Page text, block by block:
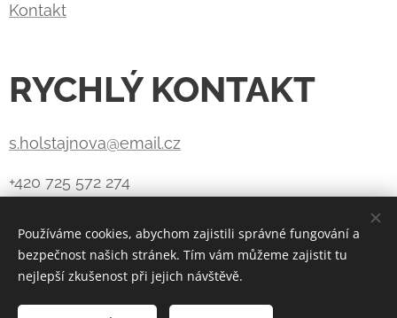
Kontakt
RYCHLÝ KONTAKT
s.holstajnova@email.cz
+420 725 572 274
Vytvořeno službouWebnode Cookies
Používáme cookies, abychom zajistili správné fungování a
bezpečnost našich stránek. Tím vám můžeme zajistit tu
nejlepší zkušenost při jejich návštěvě.